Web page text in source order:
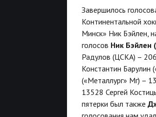
Завершилось
Континентальной
Минск» Ник Бэйлен,
голосов Ник Бэйлен
Радулов (ЦСКА) –
Константин
(«Металлург» Мг) –
13528 Сергей
пятерки был также